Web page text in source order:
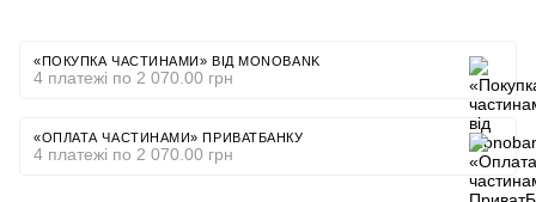
«ПОКУПКА ЧАСТИНАМИ» ВІД MONOBANK
4 платежі по 2 070.00 грн
«ОПЛАТА ЧАСТИНАМИ» ПРИВАТБАНКУ
4 платежі по 2 070.00 грн